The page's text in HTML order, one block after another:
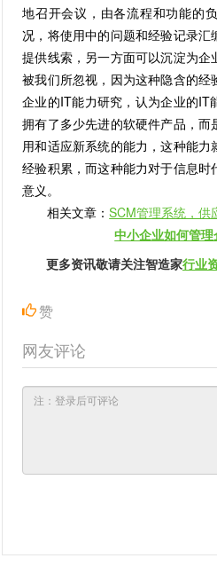
地召开会议，由各流程和功能的
况，将使用中的问题和经验记录
提供线索，另一方面可以沉淀为
被我们所忽视，因为这种隐含的
企业的IT能力研究，认为企业的IT
拥有了多少先进的软硬件产品，
用和适应新系统的能力，这种能
经验积累，而这种能力对于信息
意义。
相关文章：SCM管理系统，供
中小企业如何管
更多资讯敬请关注智造家行业
赞
网友评论